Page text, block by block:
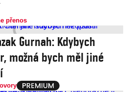
přenos
Gurnah: Kdybych
možná bych měl jiné